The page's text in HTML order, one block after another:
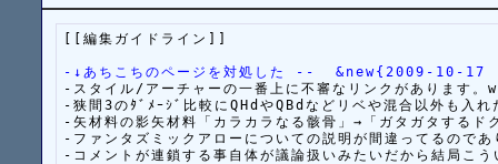
[[編集ガイドライン]]
-↓あちこちのページを対処した --  &new{2009-10-
-スタイル/アーチャーの一番上に不審なリンクがあり
-狭間3のﾀﾞﾒｰｼﾞ比較にQHdやQBdなどリベや混合以
-矢材料の影矢材料「カラカラなる骸骨」→「ガタガタす
-ファンタズミックアローについての説明が間違ってる
-コメントが連鎖する事自体が議論扱いみたいだから